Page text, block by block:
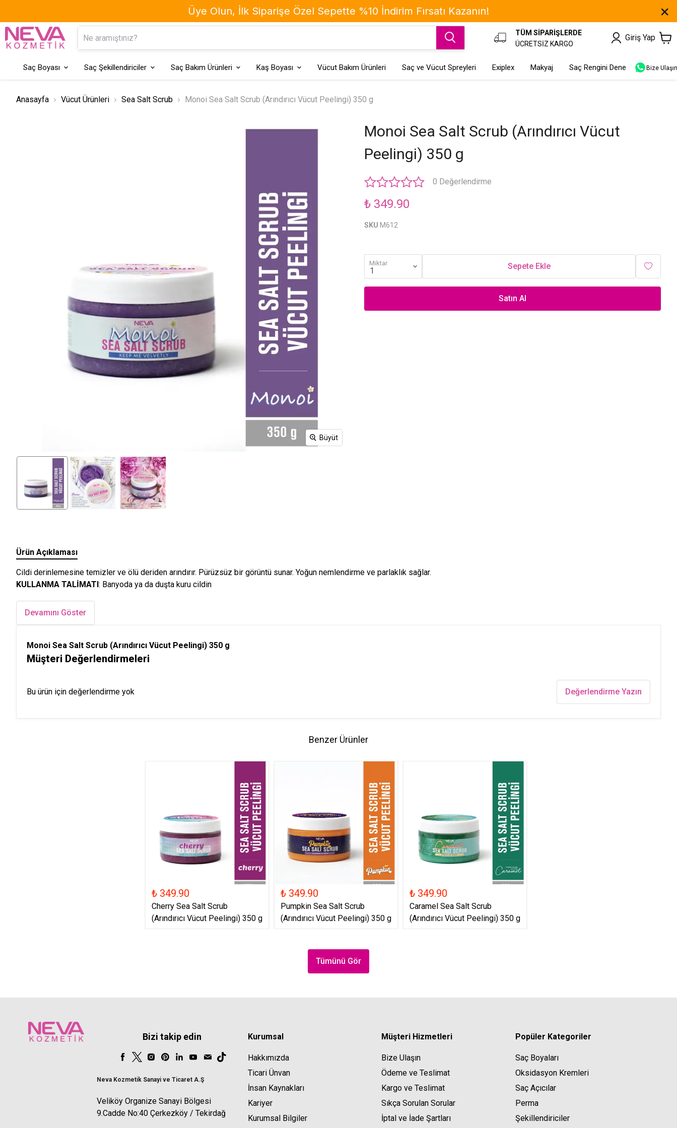
TÜM SİPARİŞLERDE
ÜCRETSİZ KARGO
Giriş Yap
Saç Boyası Saç Şekillendiriciler Saç Bakım Ürünleri Kaş Boyası Vücut Bakım Ürünleri Saç ve Vücut Spreyleri Exiplex Makyaj Saç Rengini Dene Bize Ulaşın
Anasayfa Vücut Ürünleri Sea Salt Scrub Monoi Sea Salt Scrub (Arındırıcı Vücut Peelingi) 350 g
Büyüt
Monoi Sea Salt Scrub (Arındırıcı Vücut
Peelingi) 350 g
0 Değerlendirme
₺ 349.90
SKU M612
Miktar Sepete Ekle
Satın Al
Ürün Açıklaması
Cildi derinlemesine temizler ve ölü deriden arındırır. Pürüzsüz bir görüntü sunar. Yoğun nemlendirme ve parlaklık sağlar.
KULLANMA TALİMATI : Banyoda ya da duşta kuru cildin
Devamını Göster
Monoi Sea Salt Scrub (Arındırıcı Vücut Peelingi) 350 g
Müşteri Değerlendirmeleri
Bu ürün için değerlendirme yok Değerlendirme Yazın
Benzer Ürünler
₺ 349.90
Cherry Sea Salt Scrub
(Arındırıcı Vücut Peelingi) 350 g
₺ 349.90
Pumpkin Sea Salt Scrub
(Arındırıcı Vücut Peelingi) 350 g
₺ 349.90
Caramel Sea Salt Scrub
(Arındırıcı Vücut Peelingi) 350 g
Tümünü Gör
Bizi takip edin
Neva Kozmetik Sanayi ve Ticaret A.Ş
Veliköy Organize Sanayi Bölgesi
9.Cadde No:40 Çerkezköy / Tekirdağ
Kurumsal
Hakkımızda
Ticari Ünvan
İnsan Kaynakları
Kariyer
Kurumsal Bilgiler
Müşteri Hizmetleri
Bize Ulaşın
Ödeme ve Teslimat
Kargo ve Teslimat
Sıkça Sorulan Sorular
İptal ve İade Şartları
Popüler Kategoriler
Saç Boyaları
Oksidasyon Kremleri
Saç Açıcılar
Perma
Şekillendiriciler
Üye Olun, İlk Siparişe Özel Sepette %10 İndirim Fırsatı Kazanın!